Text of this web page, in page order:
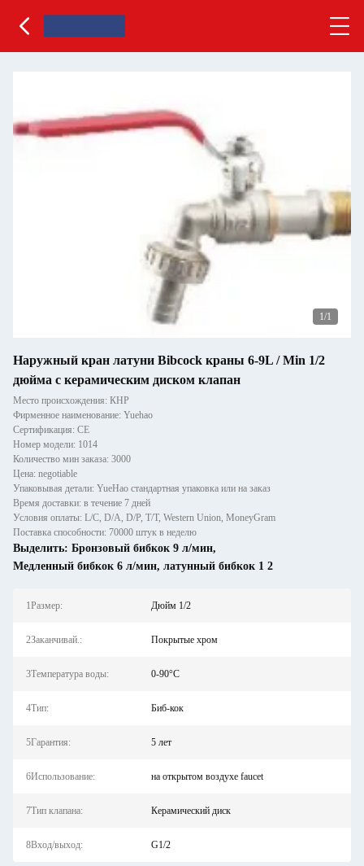
1/1
Наружный кран латуни Bibcock краны 6-9L / Min 1/2
дюйма с керамическим диском клапан
Место происхождения: КНР
Фирменное наименование: Yuehao
Сертификация: CE
Номер модели: 1014
Количество мин заказа: 3000
Цена: negotiable
Упаковывая детали: YueHao стандартная упаковка или на заказ
Время доставки: в течение 7 дней
Условия оплаты: L/C, D/A, D/P, T/T, Western Union, MoneyGram
Поставка способности: 70000 штук в неделю
Выделить: Бронзовый бибкок 9 л/мин,
Медленный бибкок 6 л/мин, латунный бибкок 1 2
1Размер: Дюйм 1/2
2Заканчивай.: Покрытые хром
3Температура воды: 0-90°С
4Тип: Биб-кок
5Гарантия: 5 лет
6Использование: на открытом воздухе faucet
7Тип клапана: Керамический диск
8Вход/выход: G1/2